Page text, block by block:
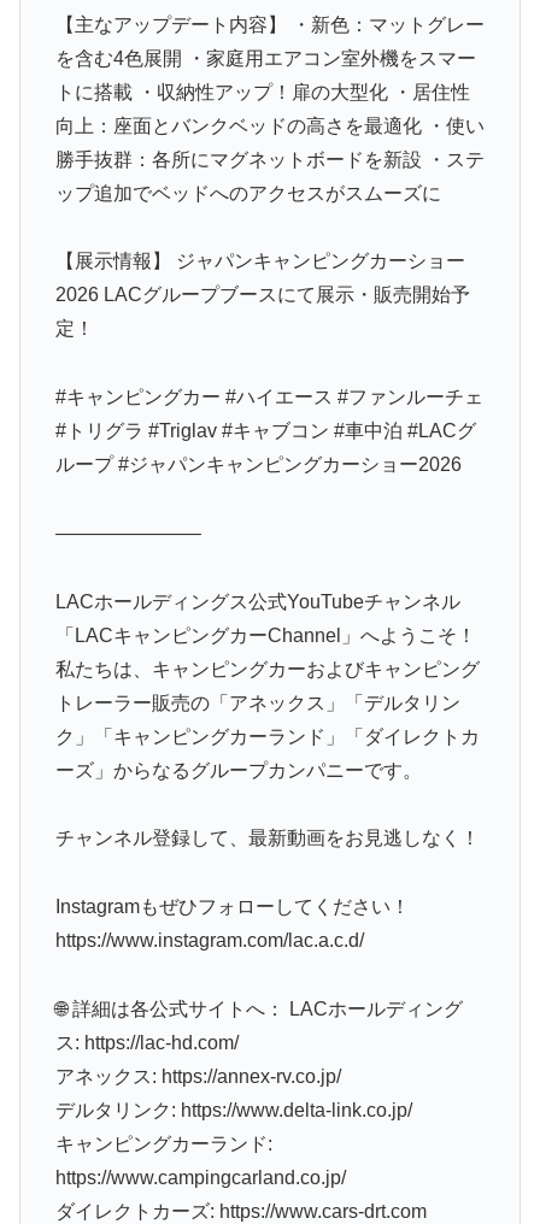
【主なアップデート内容】 ・新色：マットグレー
を含む4色展開 ・家庭用エアコン室外機をスマー
トに搭載 ・収納性アップ！扉の大型化 ・居住性
向上：座面とバンクベッドの高さを最適化 ・使い
勝手抜群：各所にマグネットボードを新設 ・ステ
ップ追加でベッドへのアクセスがスムーズに
【展示情報】 ジャパンキャンピングカーショー
2026 LACグループブースにて展示・販売開始予
定！
#キャンピングカー #ハイエース #ファンルーチェ
#トリグラ #Triglav #キャブコン #車中泊 #LACグ
ループ #ジャパンキャンピングカーショー2026
———————–
LACホールディングス公式YouTubeチャンネル
「LACキャンピングカーChannel」へようこそ！
私たちは、キャンピングカーおよびキャンピング
トレーラー販売の「アネックス」「デルタリン
ク」「キャンピングカーランド」「ダイレクトカ
ーズ」からなるグループカンパニーです。
チャンネル登録して、最新動画をお見逃しなく！
Instagramもぜひフォローしてください！
https://www.instagram.com/lac.a.c.d/
🌐 詳細は各公式サイトへ： LACホールディング
ス: https://lac-hd.com/
アネックス: https://annex-rv.co.jp/
デルタリンク: https://www.delta-link.co.jp/
キャンピングカーランド:
https://www.campingcarland.co.jp/
ダイレクトカーズ: https://www.cars-drt.com